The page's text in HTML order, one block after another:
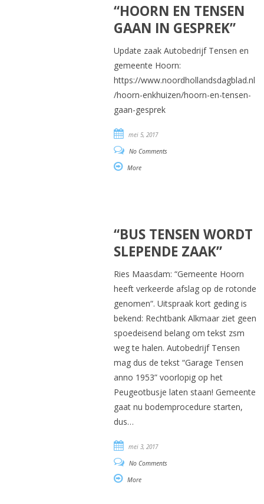
“HOORN EN TENSEN
GAAN IN GESPREK”
Update zaak Autobedrijf Tensen en
gemeente Hoorn:
https://www.noordhollandsdagblad.nl
/hoorn-enkhuizen/hoorn-en-tensen-
gaan-gesprek
mei 5, 2017
No Comments
More
“BUS TENSEN WORDT
SLEPENDE ZAAK”
Ries Maasdam: “Gemeente Hoorn
heeft verkeerde afslag op de rotonde
genomen“. Uitspraak kort geding is
bekend: Rechtbank Alkmaar ziet geen
spoedeisend belang om tekst zsm
weg te halen. Autobedrijf Tensen
mag dus de tekst “Garage Tensen
anno 1953” voorlopig op het
Peugeotbusje laten staan! Gemeente
gaat nu bodemprocedure starten,
dus…
mei 3, 2017
No Comments
More